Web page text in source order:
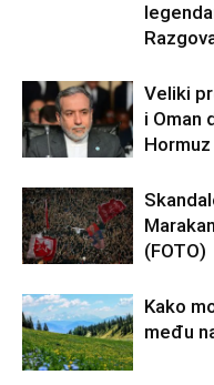
Veliki
i Oman
Hormuz
(FOTO)
Kako
među